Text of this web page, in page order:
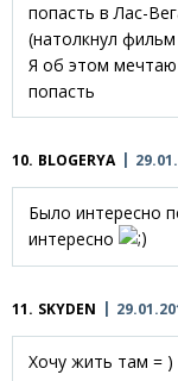
попасть в Лас-
(натолкнул
Я об этом мечтаю
попасть
10. BLOGERYA
Было интересно
интересно
11. SKYDEN
Хочу жить там = )